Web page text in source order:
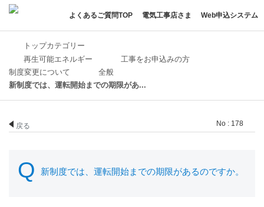
よくあるご質問TOP 電気工事店さま Web申込システム
トップカテゴリー
再生可能エネルギー
工事をお申込みの方
制度変更について
全般
新制度では、運転開始までの期限があ...
戻る No : 178
新制度では、運転開始までの期限があるのですか。